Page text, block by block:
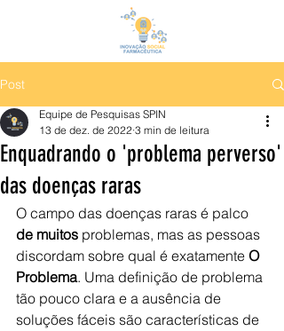
Post
Enquadrando o 'problema perverso'
das doenças raras
Equipe de Pesquisas SPIN
13 de dez. de 2022 3 min de leitura
O campo das doenças raras é palco
de muitos problemas, mas as pessoas
discordam sobre qual é exatamente O
Problema. Uma definição de problema
tão pouco clara e a ausência de
soluções fáceis são características de